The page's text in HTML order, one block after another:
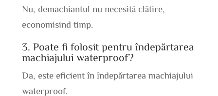
Nu, demachiantul nu necesită clătire,
economisind timp.
3. Poate fi folosit pentru îndepărtarea
machiajului waterproof?
Da, este eficient în îndepărtarea machiajului
waterproof.